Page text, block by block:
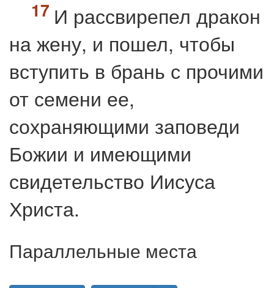
И рассвирепел дракон
на жену, и пошел, чтобы
вступить в брань с прочими
от семени ее,
сохраняющими заповеди
Божии и имеющими
свидетельство Иисуса
Христа.
Параллельные места